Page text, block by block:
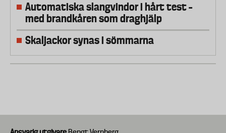
Automatiska slangvindor i hårt test –
med brandkåren som draghjälp
Skaljackor synas i sömmarna